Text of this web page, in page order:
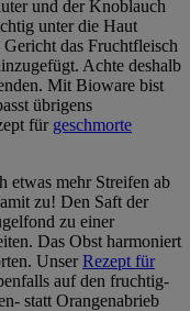
und der Knoblauch
unter die Haut
das Fruchtfleisch
Achte deshalb
Mit Bioware bist
übrigens
für geschmorte
etwas mehr Streifen ab
zu! Den Saft der
zu einer
Das Obst harmoniert
UnserRezept für
auf den fruchtig-
statt Orangenabrieb